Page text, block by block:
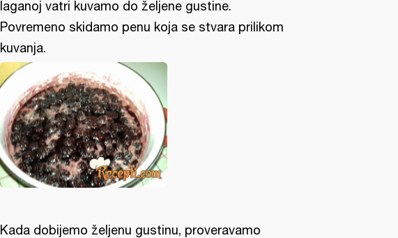
laganoj vatri kuvamo do željene gustine.
Povremeno skidamo penu koja se stvara prilikom
kuvanja.
Kada dobijemo željenu gustinu, proveravamo